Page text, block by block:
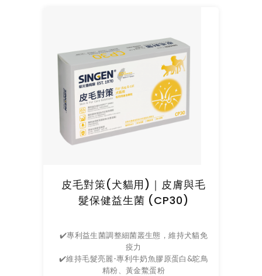
皮毛對策(犬貓用)｜皮膚與毛
髮保健益生菌 (CP30)
✔️專利益生菌調整細菌叢生態，維持犬貓免
疫力
✔️維持毛髮亮麗-專利牛奶魚膠原蛋白&鴕鳥
精粉、黃金鱉蛋粉